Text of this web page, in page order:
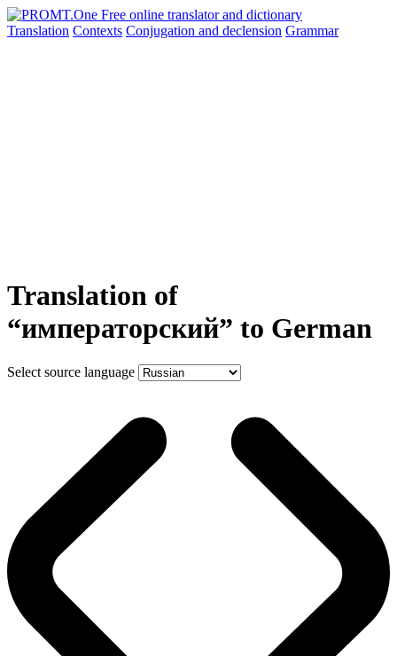
Translation Contexts Conjugation and declension Grammar
Translation of
“императорский” to German
Select source language